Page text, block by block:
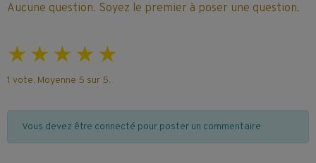
Aucune question. Soyez le premier à poser une question.
★ ★ ★ ★ ★
1 vote. Moyenne 5 sur 5.
Vous devez être connecté pour poster un commentaire